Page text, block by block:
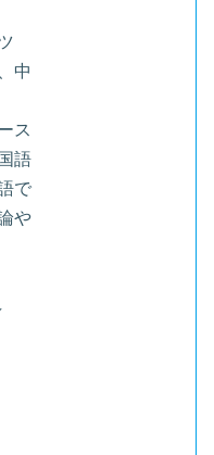
中
ス
語
で
や